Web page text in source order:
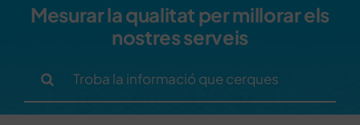
Mesurar la qualitat per millorar els
nostres serveis
for: